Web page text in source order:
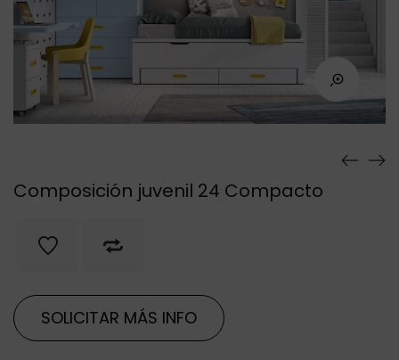
Composición juvenil 24 Compacto
SOLICITAR MÁS INFO